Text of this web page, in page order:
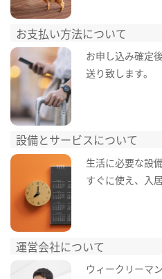
お支払い方法について
お申し込み確定
送り致します。
設備とサービスについて
生活に必要な設
すぐに使え、入
運営会社について
ウィークリーマ